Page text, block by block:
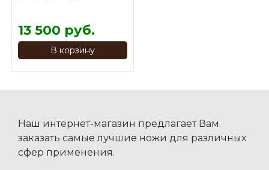
13 500 руб.
В корзину
Наш интернет-магазин предлагает Вам
заказать самые лучшие ножи для различных
сфер применения.